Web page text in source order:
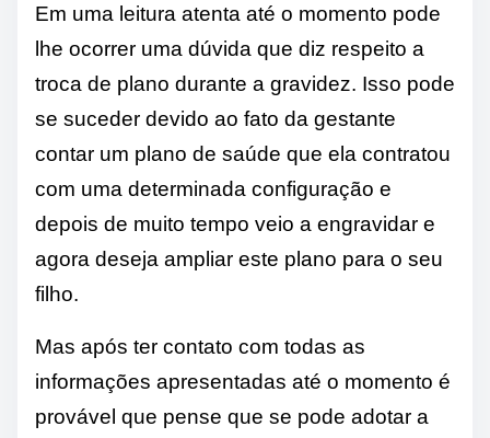
Em uma leitura atenta até o momento pode
lhe ocorrer uma dúvida que diz respeito a
troca de plano durante a gravidez. Isso pode
se suceder devido ao fato da gestante
contar um plano de saúde que ela contratou
com uma determinada configuração e
depois de muito tempo veio a engravidar e
agora deseja ampliar este plano para o seu
filho.
Mas após ter contato com todas as
informações apresentadas até o momento é
provável que pense que se pode adotar a